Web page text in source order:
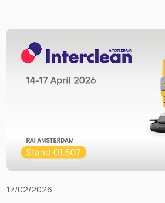
17/02/2026